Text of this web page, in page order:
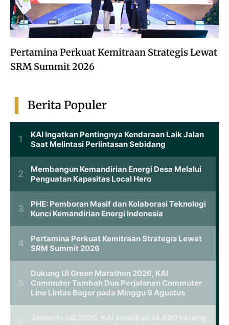
Pertamina Perkuat Kemitraan Strategis Lewat
SRM Summit 2026
Berita Populer